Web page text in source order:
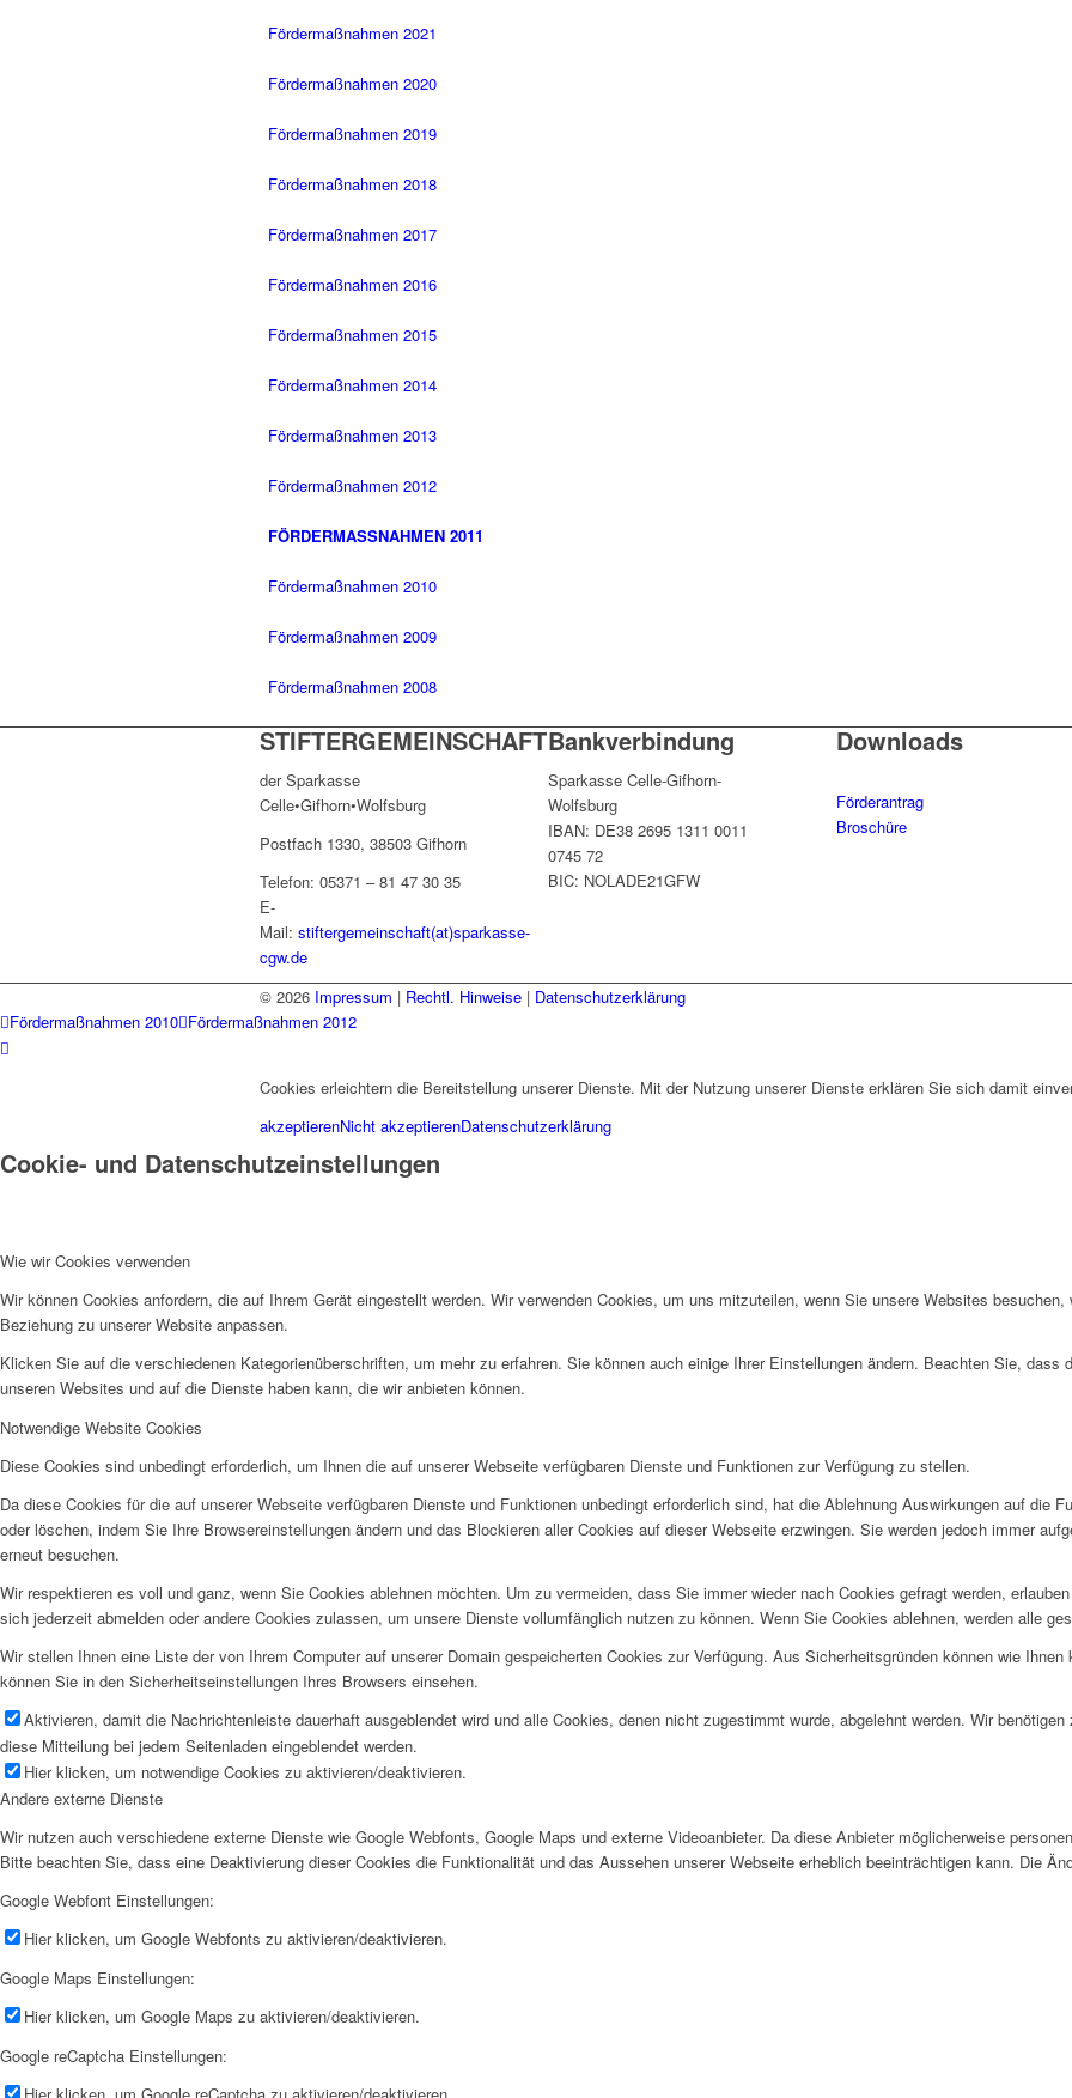
Fördermaßnahmen 2021
Fördermaßnahmen 2020
Fördermaßnahmen 2019
Fördermaßnahmen 2018
Fördermaßnahmen 2017
Fördermaßnahmen 2016
Fördermaßnahmen 2015
Fördermaßnahmen 2014
Fördermaßnahmen 2013
Fördermaßnahmen 2012
FÖRDERMASSNAHMEN 2011
Fördermaßnahmen 2010
Fördermaßnahmen 2009
Fördermaßnahmen 2008
STIFTERGEMEINSCHAFT
der Sparkasse
Celle•Gifhorn•Wolfsburg
Postfach 1330, 38503 Gifhorn
Telefon: 05371 – 81 47 30 35
E-
Mail: stiftergemeinschaft(at)sparkasse-
cgw.de
Bankverbindung
Sparkasse Celle-Gifhorn-
Wolfsburg
IBAN: DE38 2695 1311 0011
0745 72
BIC: NOLADE21GFW
Downloads
Förderantrag
Broschüre
© 2026 Impressum | Rechtl. Hinweise | Datenschutzerklärung
Fördermaßnahmen 2010 Fördermaßnahmen 2012
Cookies erleichtern die Bereitstellung unserer Dienste. Mit der Nutzung unserer Dienste erklären Sie sich damit
akzeptierenNicht akzeptierenDatenschutzerklärung
Cookie- und Datenschutzeinstellungen
Wie wir Cookies verwenden
Wir können Cookies anfordern, die auf Ihrem Gerät eingestellt werden. Wir verwenden Cookies, um uns mitzuteilen, wenn Sie unsere Websites
Beziehung zu unserer Website anpassen.
Klicken Sie auf die verschiedenen Kategorienüberschriften, um mehr zu erfahren. Sie können auch einige Ihrer Einstellungen ändern. Beachten Sie,
unseren Websites und auf die Dienste haben kann, die wir anbieten können.
Notwendige Website Cookies
Diese Cookies sind unbedingt erforderlich, um Ihnen die auf unserer Webseite verfügbaren Dienste und Funktionen zur Verfügung zu stellen.
Da diese Cookies für die auf unserer Webseite verfügbaren Dienste und Funktionen unbedingt erforderlich sind, hat die Ablehnung Auswirkungen auf die
oder löschen, indem Sie Ihre Browsereinstellungen ändern und das Blockieren aller Cookies auf dieser Webseite erzwingen. Sie werden jedoch immer
erneut besuchen.
Wir respektieren es voll und ganz, wenn Sie Cookies ablehnen möchten. Um zu vermeiden, dass Sie immer wieder nach Cookies gefragt werden,
sich jederzeit abmelden oder andere Cookies zulassen, um unsere Dienste vollumfänglich nutzen zu können. Wenn Sie Cookies ablehnen, werden alle
Wir stellen Ihnen eine Liste der von Ihrem Computer auf unserer Domain gespeicherten Cookies zur Verfügung. Aus Sicherheitsgründen können wie
können Sie in den Sicherheitseinstellungen Ihres Browsers einsehen.
Aktivieren, damit die Nachrichtenleiste dauerhaft ausgeblendet wird und alle Cookies, denen nicht zugestimmt wurde, abgelehnt werden. Wir
diese Mitteilung bei jedem Seitenladen eingeblendet werden.
Hier klicken, um notwendige Cookies zu aktivieren/deaktivieren.
Andere externe Dienste
Wir nutzen auch verschiedene externe Dienste wie Google Webfonts, Google Maps und externe Videoanbieter. Da diese Anbieter möglicherweise
Bitte beachten Sie, dass eine Deaktivierung dieser Cookies die Funktionalität und das Aussehen unserer Webseite erheblich beeinträchtigen kann. Die
Google Webfont Einstellungen:
Hier klicken, um Google Webfonts zu aktivieren/deaktivieren.
Google Maps Einstellungen:
Hier klicken, um Google Maps zu aktivieren/deaktivieren.
Google reCaptcha Einstellungen: